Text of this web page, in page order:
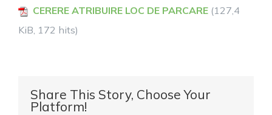
parcare
CERERE ATRIBUIRE LOC DE PARCARE (127,4
KiB, 172 hits)
Share This Story, Choose Your
Platform!